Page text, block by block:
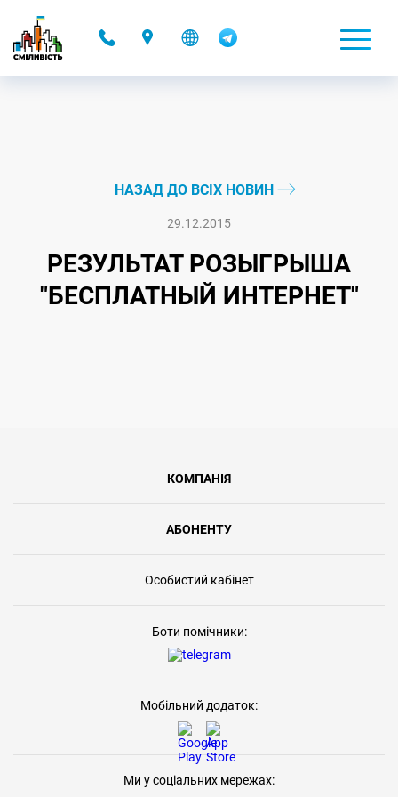
НАЗАД ДО ВСІХ НОВИН
29.12.2015
РЕЗУЛЬТАТ РОЗЫГРЫША
"БЕСПЛАТНЫЙ ИНТЕРНЕТ"
КОМПАНІЯ
АБОНЕНТУ
Особистий кабінет
Боти помічники:
Мобільний додаток:
Ми у соціальних мережах: